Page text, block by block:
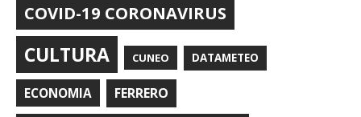
COVID-19 CORONAVIRUS
CULTURA CUNEO DATAMETEO
ECONOMIA FERRERO